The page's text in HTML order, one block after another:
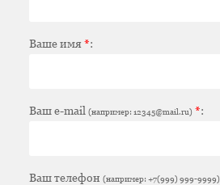
Ваше имя*:
Ваш e-mail (например: 12345@mail.ru) *:
Ваш телефон (например: +7(999) 999-9999)